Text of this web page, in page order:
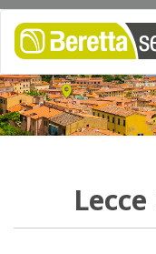
Lecce